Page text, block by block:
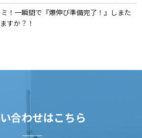
！一瞬間で『爆伸び準備完了！』しまた
すか？！
合わせはこちら